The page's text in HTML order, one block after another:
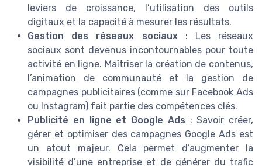
leviers de croissance, l’utilisation des outils
digitaux et la capacité à mesurer les résultats.
Gestion des réseaux sociaux: Les réseaux
sociaux sont devenus incontournables pour toute
activité en ligne. Maîtriser la création de contenus,
l’animation de communauté et la gestion de
campagnes publicitaires (comme sur Facebook Ads
ou Instagram) fait partie des compétences clés.
Publicité en ligne et Google Ads : Savoir créer,
gérer et optimiser des campagnes Google Ads est
un atout majeur. Cela permet d’augmenter la
visibilité d’une entreprise et de générer du trafic